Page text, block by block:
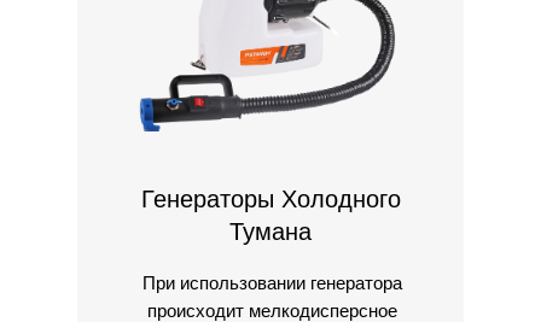
Генераторы Холодного
Тумана
При использовании генератора
происходит мелкодисперсное